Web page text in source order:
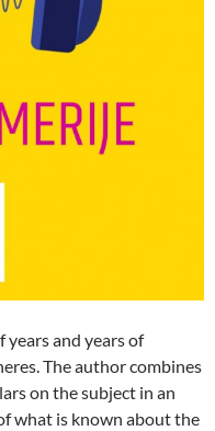
years and years of
The author combines
on the subject in an
what is known about the